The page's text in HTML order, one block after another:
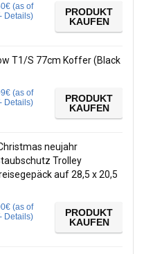
€ (as of
Details)
PRODUKT
KAUFEN
T1/S 77cm Koffer (Black
€ (as of
Details)
PRODUKT
KAUFEN
neujahr
Trolley
auf 28,5 x 20,5
€ (as of
Details)
PRODUKT
KAUFEN